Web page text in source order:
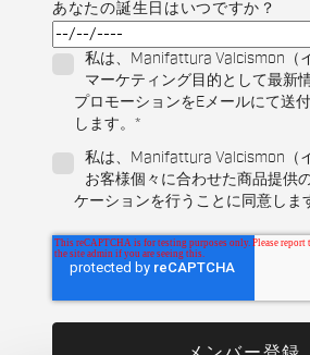
あなたの誕生日はいつですか？
私は、Manifattura Valcismon（
マーケティング目的として最新
プロモーションをEメールにて送
します。 *
私は、Manifattura Valcismon（
お客様個々に合わせた商品提供
ケーションを行うことに同意しま